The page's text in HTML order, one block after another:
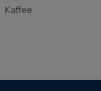
Kaffee